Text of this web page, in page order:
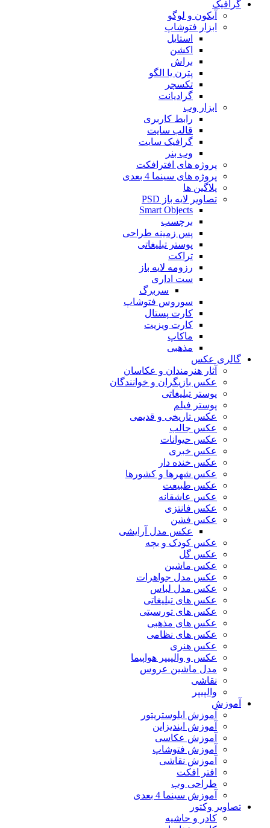
گرافیک
آیکون و لوگو
ابزار فتوشاپ
استایل
اکشن
براش
پترن یا الگو
تکسچر
گرادیانت
ابزار وب
رابط کاربری
قالب سایت
گرافیک سایت
وب بنر
پروژه های افترافکت
پروژه های سینما 4 بعدی
پلاگین ها
تصاویر لایه باز PSD
Smart Objects
برچسب
پس زمینه طراحی
پوستر تبلیغاتی
تراکت
رزومه لایه باز
ست اداری
سربرگ
سوروس فتوشاپ
کارت پستال
کارت ویزیت
ماکاپ
مذهبی
گالری عکس
آثار هنرمندان و عکاسان
عکس بازیگران و خوانندگان
پوستر تبلیغاتی
پوستر فیلم
عکس تاریخی و قدیمی
عکس جالب
عکس حیوانات
عکس خبری
عکس خنده دار
عکس شهرها و کشورها
عکس طبیعت
عکس عاشقانه
عکس فانتزی
عکس فشن
عکس مدل آرایشی
عکس کودک و بچه
عکس گل
عکس ماشین
عکس مدل جواهرات
عکس مدل لباس
عکس های تبلیغاتی
عکس های تورسیتی
عکس های مذهبی
عکس های نظامی
عکس هنری
عکس و والپیپر هواپیما
مدل ماشین عروس
نقاشی
والپیپر
آموزش
آموزش ایلوستریتور
آموزش ایندیزاین
آموزش عکاسی
آموزش فتوشاپ
آموزش نقاشی
افتر افکت
طراحی وب
آموزش سینما 4 بعدی
تصاویر وکتور
کادر و حاشیه